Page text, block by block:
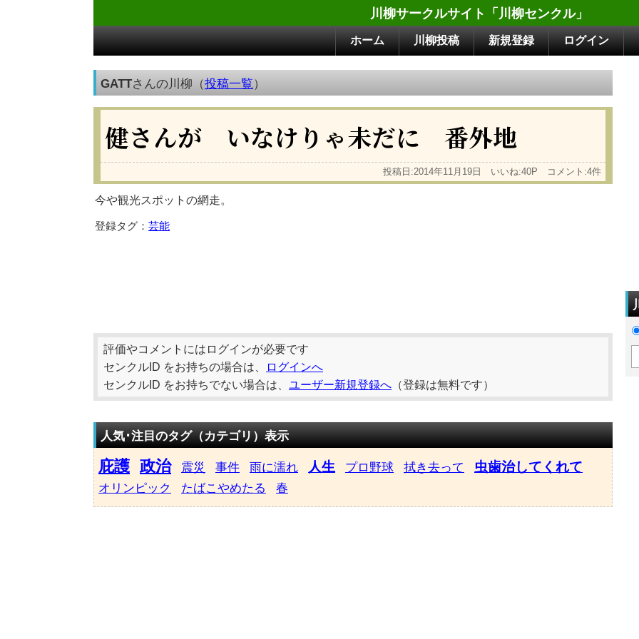
川柳サークルサイト「川柳センクル」
ホーム 川柳投稿 新規登録 ログイン
GATTさんの川柳（投稿一覧）
健さんが いなけりゃ未だに 番外地
投稿日:2014年11月19日 いいね:40P コメント:4件
今や観光スポットの網走。
登録タグ： 芸能
評価やコメントにはログインが必要です
センクルID をお持ちの場合は、
ログインへ
センクルID をお持ちでない場合は、 ユーザー新規登録へ （登録は無料です）
人気･注目のタグ（カテゴリ）表示
庇護 政治 震災 事件 雨に濡れ 人生 プロ野球 拭き去って 虫歯治してくれて
オリンピック たばこやめたる 春